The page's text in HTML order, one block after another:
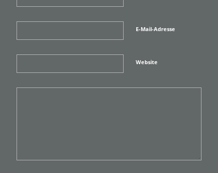
E-Mail-Adresse
Website